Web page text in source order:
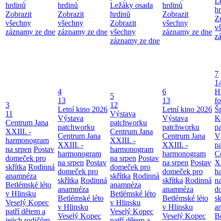
hrdinů
Zobrazit
všechny
záznamy ze dne
hrdinů
Zobrazit
všechny
záznamy ze dne
Ležáky osada
hrdinů
Zobrazit
všechny
záznamy ze dne
hrdinů
Zobrazit
všechny
záznamy ze dne
3
11
Centrum Jana
XXIII. -
harmonogram
na srpen Postav
domeček pro
skřítka Rodinná
anamnéza
Betlémské léto
v Hlinsku
Veselý Kopec
patří dětem a
4
13
Letní kino 2026
Výstava
patchworku
Centrum Jana
XXIII. -
harmonogram
na srpen Postav
domeček pro
skřítka Rodinná
anamnéza
Betlémské léto
v Hlinsku
Veselý Kopec
5
12
Výstava
patchworku
Centrum Jana
XXIII. -
harmonogram
na srpen Postav
domeček pro
skřítka Rodinná
anamnéza
Betlémské léto
v Hlinsku
Veselý Kopec
6
13
Letní kino 2026
Výstava
patchworku
Centrum Jana
XXIII. -
harmonogram
na srpen Postav
domeček pro
skřítka Rodinná
anamnéza
Betlémské léto
v Hlinsku
Veselý Kopec
7